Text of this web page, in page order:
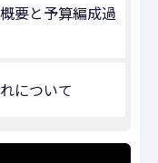
要と予算編成過
について